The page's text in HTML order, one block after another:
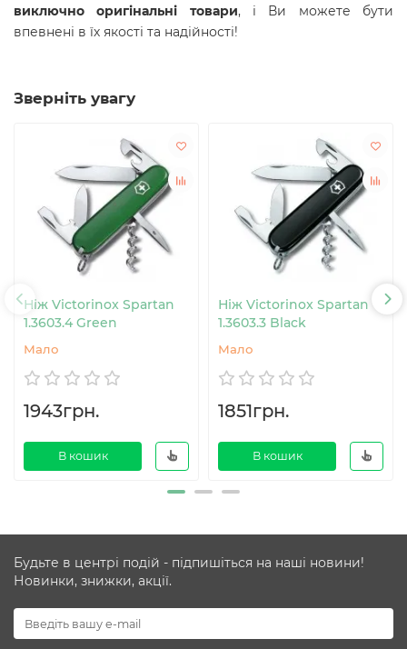
виключно оригінальні товари, і Ви можете бути
впевнені в їх якості та надійності!
Зверніть увагу
Ніж Victorinox Spartan
1.3603.4 Green
Мало
1943грн.
В кошик
Ніж Victorinox Spartan
1.3603.3 Black
Мало
1851грн.
В кошик
Будьте в центрі подій - підпишіться на наші новини!
Новинки, знижки, акції.